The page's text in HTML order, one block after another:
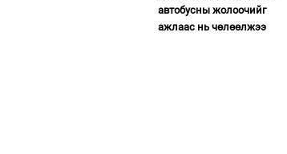
автобусны жолоочийг
ажлаас нь чөлөөлжээ